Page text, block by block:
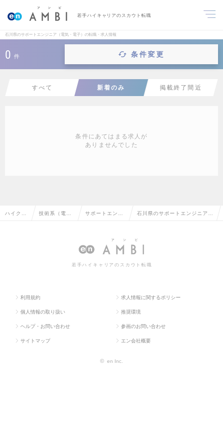
若手ハイキャリアのスカウト転職
石川県のサポートエンジニア（電気・電子）の転職・求人情報
0 件 条件変更
すべて 新着のみ 掲載終了間近
条件にあてはまる求人が
ありませんでした
ハイクラ 技術系（電 サポートエンジ
子）
石川県のサポートエンジニア
報一覧
若手ハイキャリアのスカウト転職
利用規約 求人情報に関するポリシー
個人情報の取り扱い 推奨環境
ヘルプ・お問い合わせ 参画のお問い合わせ
サイトマップ エン会社概要
© en Inc.